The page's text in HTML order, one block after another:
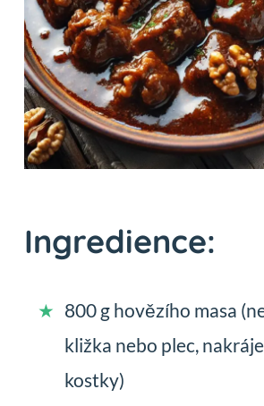
Ingredience:
800 g hovězího masa
kližka nebo plec,
kostky)